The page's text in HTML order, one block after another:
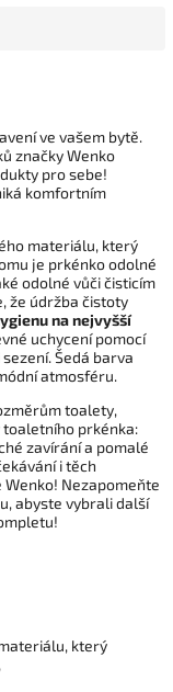
ve vašem bytě.
značky Wenko
pro sebe!
komfortním
materiálu, který
je prkénko odolné
odolné vůči čisticím
že údržba čistoty
na nejvyšší
uchycení pomocí
Šedá barva
atmosféru.
toalety,
prkénka:
zavírání a pomalé
i těch
Nezapomeňte
abyste vybrali další
který